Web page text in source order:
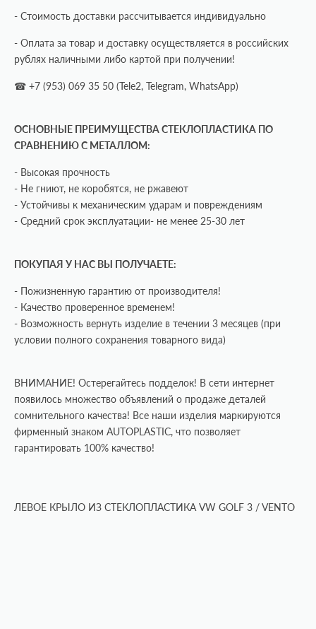
- Стоимость доставки рассчитывается индивидуально
- Оплата за товар и доставку осуществляется в российских
рублях наличными либо картой при получении!
☎ +7 (953) 069 35 50 (Tele2, Telegram, WhatsApp)
ОСНОВНЫЕ ПРЕИМУЩЕСТВА СТЕКЛОПЛАСТИКА ПО
СРАВНЕНИЮ С МЕТАЛЛОМ:
- Высокая прочность
- Не гниют, не коробятся, не ржавеют
- Устойчивы к механическим ударам и повреждениям
- Средний срок эксплуатации- не менее 25-30 лет
ПОКУПАЯ У НАС ВЫ ПОЛУЧАЕТЕ:
- Пожизненную гарантию от производителя!
- Качество проверенное временем!
- Возможность вернуть изделие в течении 3 месяцев (при
условии полного сохранения товарного вида)
ВНИМАНИЕ! Остерегайтесь подделок! В сети интернет
появилось множество объявлений о продаже деталей
сомнительного качества! Все наши изделия маркируются
фирменный знаком AUTOPLASTIC, что позволяет
гарантировать 100% качество!
ЛЕВОЕ КРЫЛО ИЗ СТЕКЛОПЛАСТИКА VW GOLF 3 / VENTO